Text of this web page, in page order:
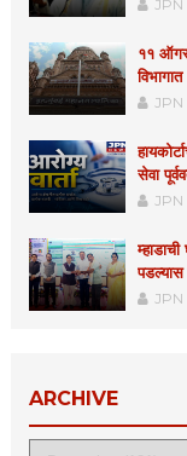
JPN
११
JPN
सेवा
JPN
पडल्यास
JPN
ARCHIVE